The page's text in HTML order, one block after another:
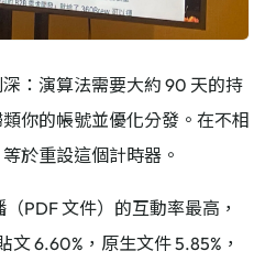
：演算法需要大約 90 天的持
你的帳號並優化分發。在不相
於重設這個計時器。
（PDF 文件）的互動率最高，
文 6.60%，原生文件 5.85%，